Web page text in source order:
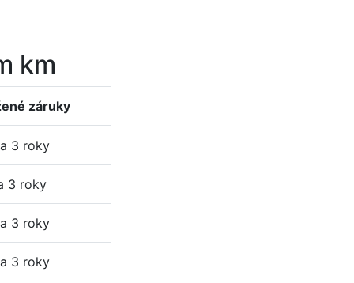
km
záruky
3 roky
3 roky
3 roky
3 roky